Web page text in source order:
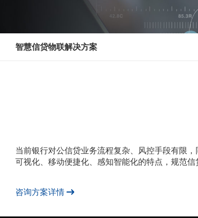
智慧信贷物联解决方案
当前银行对公信贷业务流程复杂、风控手段有限
可视化、移动便捷化、感知智能化的特点，规范
咨询方案详情